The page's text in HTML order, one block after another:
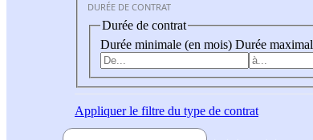
DURÉE DE CONTRAT
Durée de contrat
Durée minimale (en mois) Durée
Appliquerle filtre du type de contrat